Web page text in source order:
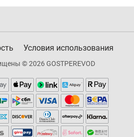
Условия использования
© 2026 GOSTPEREVOD